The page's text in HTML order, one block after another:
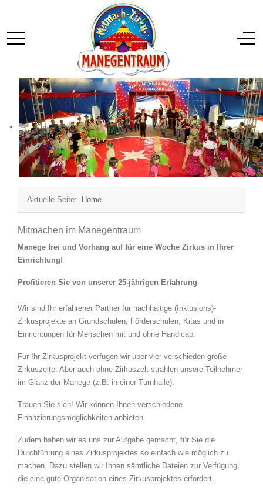
Aktuelle Seite: Home
Mitmachen im Manegentraum
Manege frei und Vorhang auf für eine Woche Zirkus in Ihrer
Einrichtung!
Profitieren Sie von unserer 25-jährigen Erfahrung
Wir sind Ihr erfahrener Partner für nachhaltige (Inklusions)-
Zirkusprojekte an Grundschulen, Förderschulen, Kitas und in
Einrichtungen für Menschen mit und ohne Handicap.
Für Ihr Zirkusprojekt verfügen wir über vier verschieden große
Zirkuszelte. Aber auch ohne Zirkuszelt strahlen unsere Teilnehmer
im Glanz der Manege (z.B. in einer Turnhalle).
Trauen Sie sich! Wir können Ihnen verschiedene
Finanzierungsmöglichkeiten anbieten.
Zudem haben wir es uns zur Aufgabe gemacht, für Sie die
Durchführung eines Zirkusprojektes so einfach wie möglich zu
machen. Dazu stellen wir Ihnen sämtliche Dateien zur Verfügung,
die eine gute Organisation eines Zirkusprojektes erfordert.